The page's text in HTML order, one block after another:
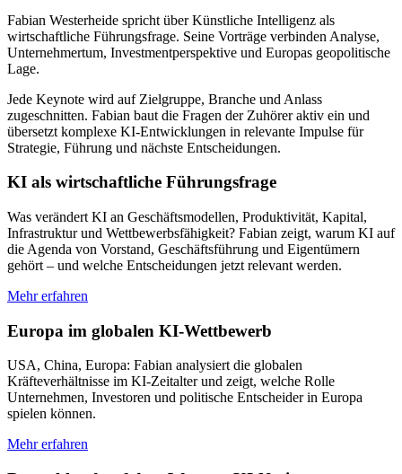
Fabian Westerheide spricht über Künstliche Intelligenz als
wirtschaftliche Führungsfrage. Seine Vorträge verbinden Analyse,
Unternehmertum, Investmentperspektive und Europas geopolitische
Lage.
Jede Keynote wird auf Zielgruppe, Branche und Anlass
zugeschnitten. Fabian baut die Fragen der Zuhörer aktiv ein und
übersetzt komplexe KI-Entwicklungen in relevante Impulse für
Strategie, Führung und nächste Entscheidungen.
KI als wirtschaftliche Führungsfrage
Was verändert KI an Geschäftsmodellen, Produktivität, Kapital,
Infrastruktur und Wettbewerbsfähigkeit? Fabian zeigt, warum KI auf
die Agenda von Vorstand, Geschäftsführung und Eigentümern
gehört – und welche Entscheidungen jetzt relevant werden.
Mehr erfahren
Europa im globalen KI-Wettbewerb
USA, China, Europa: Fabian analysiert die globalen
Kräfteverhältnisse im KI-Zeitalter und zeigt, welche Rolle
Unternehmen, Investoren und politische Entscheider in Europa
spielen können.
Mehr erfahren